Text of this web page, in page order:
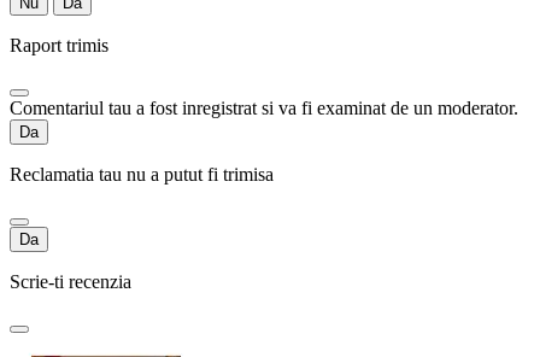
Raport trimis
Comentariul tau a fost inregistrat si va fi examinat de un moderator.
Da
Reclamatia tau nu a putut fi trimisa
Da
Scrie-ti recenzia